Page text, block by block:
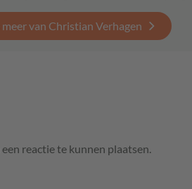
meer van Christian Verhagen
reactie te kunnen plaatsen.